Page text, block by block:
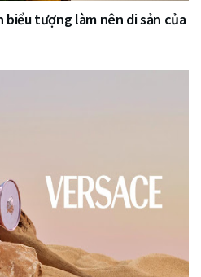
biểu tượng làm nên di sản của